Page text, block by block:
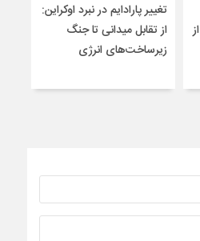
از
تغییر پارادایم در نبرد اوکراین:
از تقابل میدانی تا جنگ
زیرساخت‌های انرژی